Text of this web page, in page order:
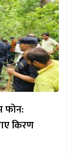
फोन:
किरण